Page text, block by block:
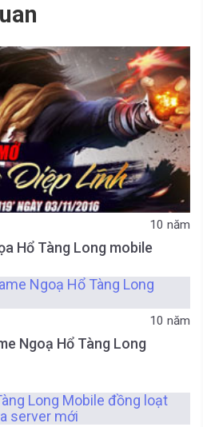
10 năm
Hổ Tàng Long mobile
10 năm
Ngoạ Hổ Tàng Long